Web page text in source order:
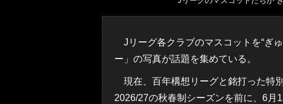
Jリーグ各クラブのマスコットを“ぎ
ー」の写真が話題を集めている。
現在、百年構想リーグと銘打った特
2026/27の秋春制シーズンを前に、6月